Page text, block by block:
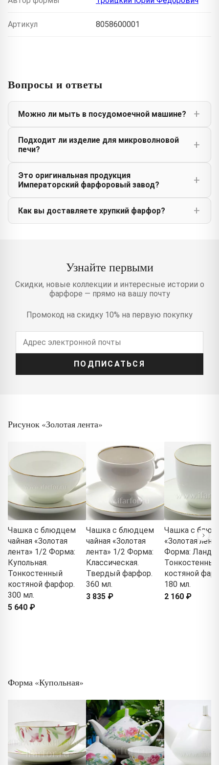
Артикул 8058600001
Вопросы и ответы
Можно ли мыть в посудомоечной машине?
Подходит ли изделие для микроволновой
печи?
Это оригинальная продукция
Императорский фарфоровый завод?
Как вы доставляете хрупкий фарфор?
Узнайте первыми
Скидки, новые коллекции и интересные истории о
фарфоре — прямо на вашу почту
Промокод на скидку 10% на первую покупку
ПОДПИСАТЬСЯ
Рисунок «Золотая лента»
Чашка с блюдцем
чайная «Золотая
лента» 1/2 Форма:
Купольная.
Тонкостенный
костяной фарфор.
300 мл.
5 640 ₽
Чашка с блюдцем
чайная «Золотая
лента» 1/2 Форма:
Классическая.
Твердый фарфор.
360 мл.
3 835 ₽
Чашка с
«Золотая
Форма:
Тонкостенный
костяной
180 мл.
2 160 ₽
Форма «Купольная»